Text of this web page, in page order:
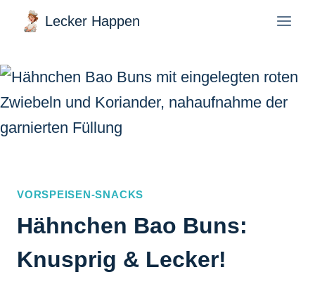
Zum
Inhalt
springen
Lecker Happen
VORSPEISEN-SNACKS
Hähnchen Bao Buns:
Knusprig & Lecker!